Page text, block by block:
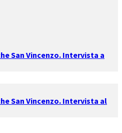
San Vincenzo. Intervista a
San Vincenzo. Intervista al